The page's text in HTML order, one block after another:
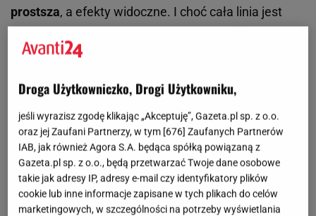
prostsza, a efekty widoczne. I choć cała linia jest
kosmetyków
Pielęgnacja, która rozumie potrzeby skóry
Zioła , rośliny i ekstrakty od wieków wspierają
codzienną pielęgnację. Dziś ich działanie potwierdza
nauka - analizując sygnały wysyłane przez skórę i
szukając składników, które z nią współpracują. To
Droga Użytkowniczko, Drogi Użytkowniku,
jeśli wyrazisz zgodę klikając „Akceptuję”, Gazeta.pl sp. z o.o.
oraz jej Zaufani Partnerzy, w tym [676] Zaufanych Partnerów
IAB, jak również Agora S.A. będąca spółką powiązaną z
Gazeta.pl sp. z o.o., będą przetwarzać Twoje dane osobowe
takie jak adresy IP, adresy e-mail czy identyfikatory plików
cookie lub inne informacje zapisane w tych plikach do celów
marketingowych, w szczególności na potrzeby wyświetlania